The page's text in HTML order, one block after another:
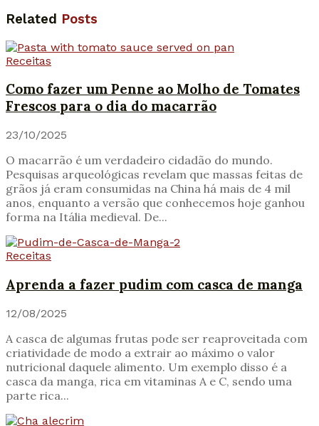
Related Posts
Receitas
Como fazer um Penne ao Molho de Tomates
Frescos para o dia do macarrão
23/10/2025
O macarrão é um verdadeiro cidadão do mundo.
Pesquisas arqueológicas revelam que massas feitas de
grãos já eram consumidas na China há mais de 4 mil
anos, enquanto a versão que conhecemos hoje ganhou
forma na Itália medieval. De...
Receitas
Aprenda a fazer pudim com casca de manga
12/08/2025
A casca de algumas frutas pode ser reaproveitada com
criatividade de modo a extrair ao máximo o valor
nutricional daquele alimento. Um exemplo disso é a
casca da manga, rica em vitaminas A e C, sendo uma
parte rica...